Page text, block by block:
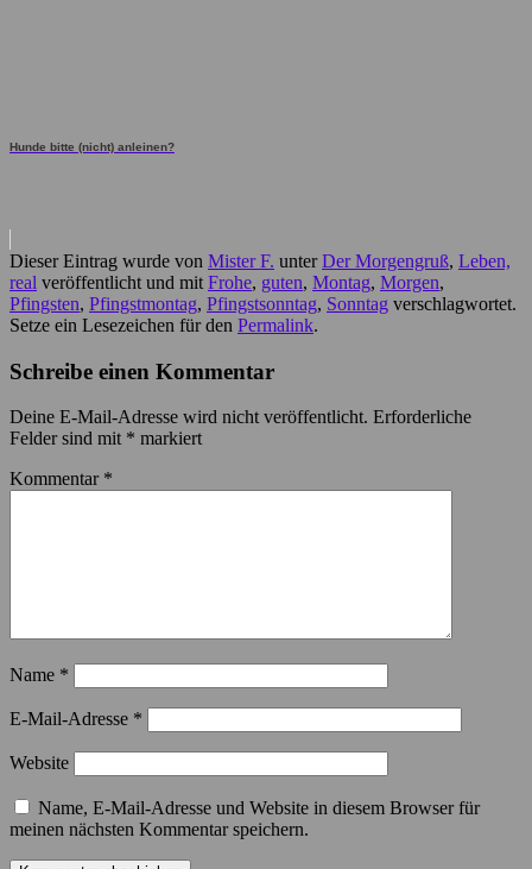
Hunde bitte (nicht) anleinen?
Dieser Eintrag wurde von Mister F. unterDer Morgengruß, Leben,
real veröffentlicht und mit Frohe, guten, Montag, Morgen,
Pfingsten, Pfingstmontag, Pfingstsonntag, Sonntag verschlagwortet.
Setze ein Lesezeichen für den Permalink.
Schreibe einen Kommentar
Deine E-Mail-Adresse wird nicht veröffentlicht. Erforderliche
Felder sind mit * markiert
Kommentar *
Name *
E-Mail-Adresse *
Website
Name, E-Mail-Adresse und Website in diesem Browser für
meinen nächsten Kommentar speichern.